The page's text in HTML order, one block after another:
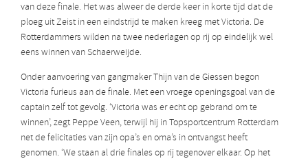
van deze finale. Het was alweer de derde keer in korte tijd dat de
ploeg uit Zeist in een eindstrijd te maken kreeg met Victoria. De
Rotterdammers wilden na twee nederlagen op rij op eindelijk wel
eens winnen van Schaerweijde.
Onder aanvoering van gangmaker Thijn van de Giessen begon
Victoria furieus aan de finale. Met een vroege openingsgoal van de
captain zelf tot gevolg. ‘Victoria was er echt op gebrand om te
winnen’, zegt Peppe Veen, terwijl hij in Topsportcentrum Rotterdam
net de felicitaties van zijn opa’s en oma’s in ontvangst heeft
genomen. ‘We staan al drie finales op rij tegenover elkaar. Op het